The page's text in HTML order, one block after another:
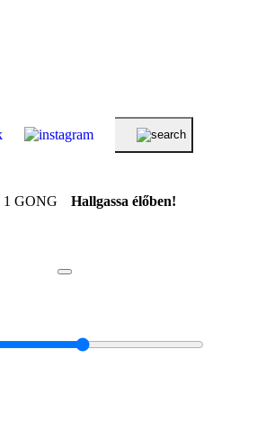
GONG Hallgassa élőben!